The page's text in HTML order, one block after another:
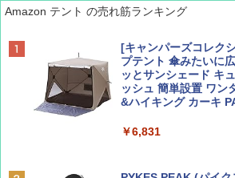
ディズニーファン
誌] (ＤＩＳＮＥＹ Ｆ
￥713
D40 地球の歩き方 チ
力的な町 2026～2027
￥2,079
Amazon テント の売れ筋ランキング
[キャンパーズコレク
プテント 傘みたいに
ッとサンシェード キ
ッシュ 簡単設置 ワン
&ハイキング カーキ
￥6,831